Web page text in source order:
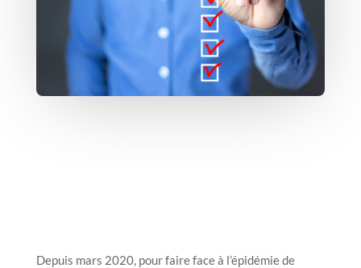
Depuis mars 2020, pour faire face à l’épidémie de